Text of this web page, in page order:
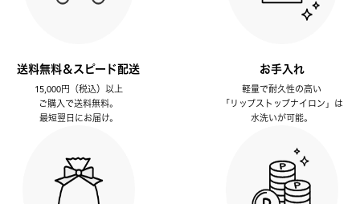
送料無料＆スピード配送
15,000円（税込）以上
ご購入で送料無料。
最短翌日にお届け。
お手入れ
軽量で耐久性の高い
「リップストップナイロン」は
水洗いが可能。